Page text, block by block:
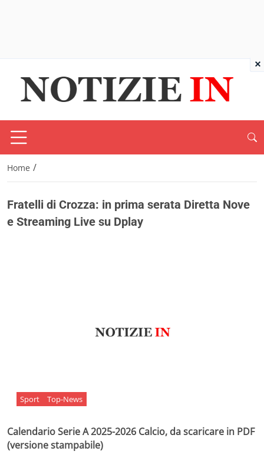
Home /
Fratelli di Crozza: in prima serata Diretta Nove
e Streaming Live su Dplay
Sport Top-News
Calendario Serie A 2025-2026 Calcio, da scaricare in PDF
(versione stampabile)
×